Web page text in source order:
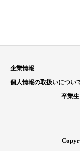
企業情報
個人情報の取扱いについ
卒業